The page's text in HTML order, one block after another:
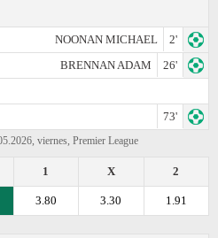
NOONAN MICHAEL
2'
BRENNAN ADAM
26'
73'
viernes, Premier League
2
X
1
1.91
3.30
3.80